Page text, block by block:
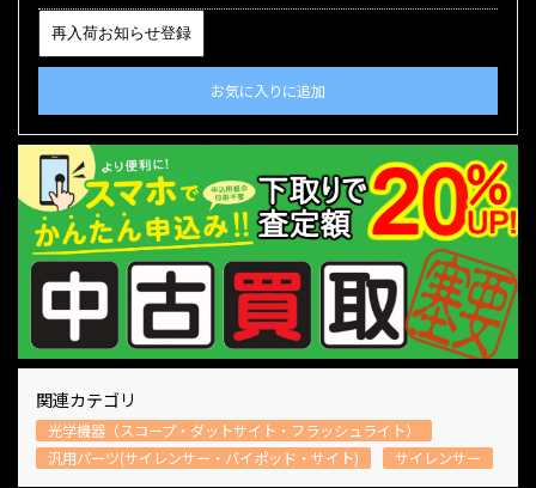
再入荷お知らせ登録
お気に入りに追加
関連カテゴリ
光学機器（スコープ・ダットサイト・フラッシュライト）
汎用パーツ(サイレンサー・バイポッド・サイト)
サイレンサー